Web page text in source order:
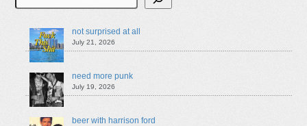
not surprised at all
July 21, 2026
need more punk
July 19, 2026
beer with harrison ford